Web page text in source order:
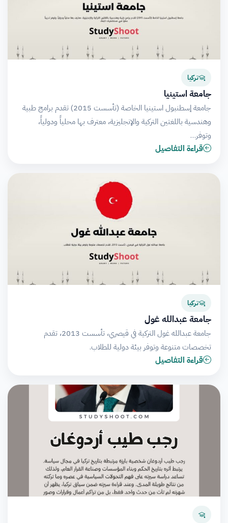
تركيا
جامعة استينيا
جامعة إسطنبول استينيا الخاصة (تأسست 2015) تقدم برامج طبية
وهندسية باللغتين التركية والإنجليزية، معترف بها محلياً ودولياً،
وتوفر…
قراءة التفاصيل
تركيا
جامعة عبدالله غول
جامعة عبدالله غول التركية في قيصري، تأسست 2013، تقدم
تخصصات متنوعة وتوفر بيئة دولية للطلاب.
قراءة التفاصيل